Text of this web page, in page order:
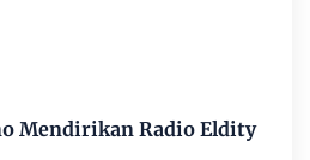
Mendirikan Radio Eldity